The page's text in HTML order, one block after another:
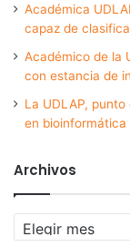
Académica
capaz de
Académico de la
con estancia de
La UDLAP,
en
Archivos
Archivos